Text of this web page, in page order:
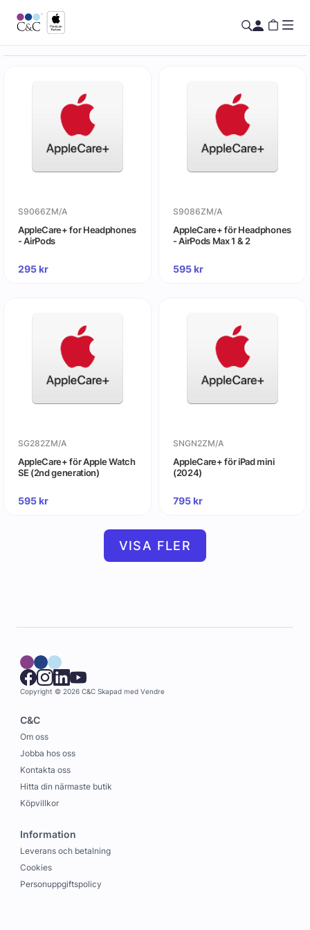
S9066ZM/A
AppleCare+ for Headphones
- AirPods
295kr
S9086ZM/A
AppleCare+ för Headphones
- AirPods Max 1 & 2
595kr
SG282ZM/A
AppleCare+ för Apple Watch
SE (2nd generation)
595kr
SNGN2ZM/A
AppleCare+ för iPad mini
(2024)
795kr
VISA FLER
Copyright © 2026 C&C Skapad med Vendre
C&C
Om oss
Jobba hos oss
Kontakta oss
Hitta din närmaste butik
Köpvillkor
Information
Leverans och betalning
Cookies
Personuppgiftspolicy